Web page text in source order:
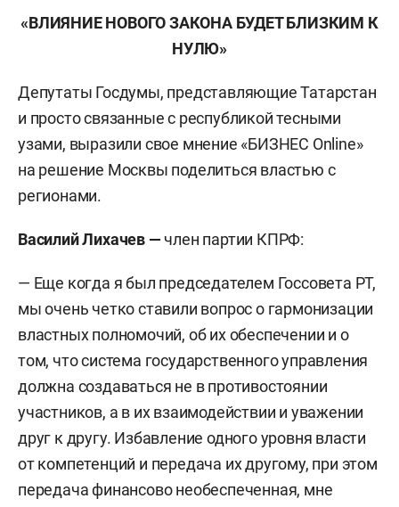
«ВЛИЯНИЕ НОВОГО ЗАКОНА БУДЕТ БЛИЗКИМ К
НУЛЮ»
Депутаты Госдумы, представляющие Татарстан
и просто связанные с республикой тесными
узами, выразили свое мнение «БИЗНЕС Online»
на решение Москвы поделиться властью с
регионами.
Василий Лихачев — член партии КПРФ:
— Еще когда я был председателем Госсовета РТ,
мы очень четко ставили вопрос о гармонизации
властных полномочий, об их обеспечении и о
том, что система государственного управления
должна создаваться не в противостоянии
участников, а в их взаимодействии и уважении
друг к другу. Избавление одного уровня власти
от компетенций и передача их другому, при этом
передача финансово необеспеченная, мне